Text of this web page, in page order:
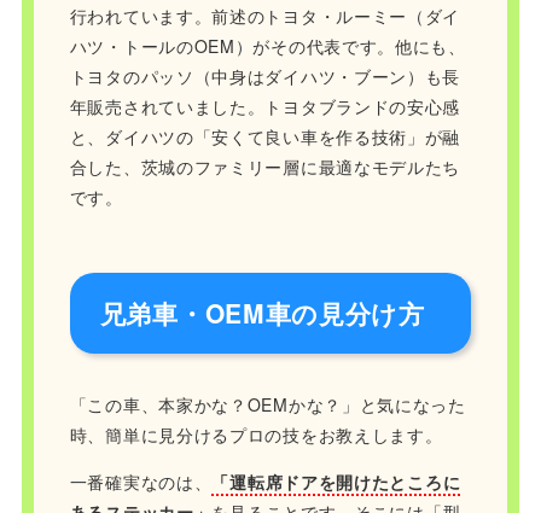
行われています。前述のトヨタ・ルーミー（ダイ
ハツ・トールのOEM）がその代表です。他にも、
トヨタのパッソ（中身はダイハツ・ブーン）も長
年販売されていました。トヨタブランドの安心感
と、ダイハツの「安くて良い車を作る技術」が融
合した、茨城のファミリー層に最適なモデルたち
です。
兄弟車・OEM車の見分け方
「この車、本家かな？OEMかな？」と気になった
時、簡単に見分けるプロの技をお教えします。
一番確実なのは、
「運転席ドアを開けたところに